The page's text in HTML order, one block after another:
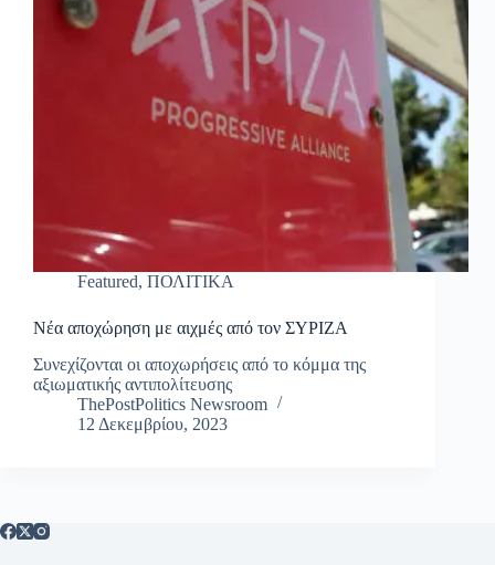
Featured, ΠΟΛΙΤΙΚΑ
Νέα αποχώρηση με αιχμές από τον ΣΥΡΙΖΑ
Συνεχίζονται οι αποχωρήσεις από το κόμμα της
αξιωματικής αντιπολίτευσης
ThePostPolitics Newsroom
12 Δεκεμβρίου, 2023